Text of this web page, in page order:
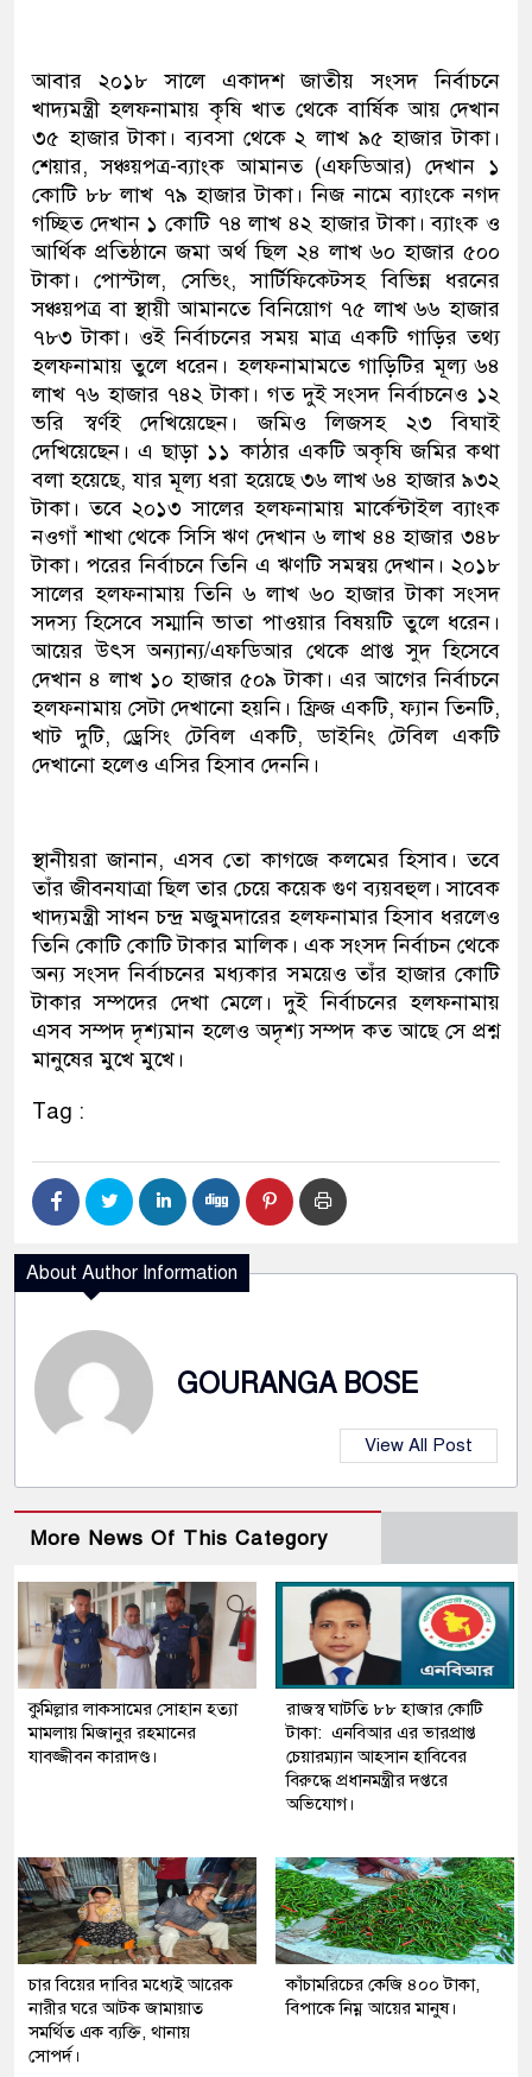
আবার ২০১৮ সালে একাদশ জাতীয় সংসদ নির্বাচনে
খাদ্যমন্ত্রী হলফনামায় কৃষি খাত থেকে বার্ষিক আয় দেখান
৩৫ হাজার টাকা। ব্যবসা থেকে ২ লাখ ৯৫ হাজার টাকা।
শেয়ার, সঞ্চয়পত্র-ব্যাংক আমানত (এফডিআর) দেখান ১
কোটি ৮৮ লাখ ৭৯ হাজার টাকা। নিজ নামে ব্যাংকে নগদ
গচ্ছিত দেখান ১ কোটি ৭৪ লাখ ৪২ হাজার টাকা। ব্যাংক ও
আর্থিক প্রতিষ্ঠানে জমা অর্থ ছিল ২৪ লাখ ৬০ হাজার ৫০০
টাকা। পোস্টাল, সেভিং, সার্টিফিকেটসহ বিভিন্ন ধরনের
সঞ্চয়পত্র বা স্থায়ী আমানতে বিনিয়োগ ৭৫ লাখ ৬৬ হাজার
৭৮৩ টাকা। ওই নির্বাচনের সময় মাত্র একটি গাড়ির তথ্য
হলফনামায় তুলে ধরেন। হলফনামামতে গাড়িটির মূল্য ৬৪
লাখ ৭৬ হাজার ৭৪২ টাকা। গত দুই সংসদ নির্বাচনেও ১২
ভরি স্বর্ণই দেখিয়েছেন। জমিও লিজসহ ২৩ বিঘাই
দেখিয়েছেন। এ ছাড়া ১১ কাঠার একটি অকৃষি জমির কথা
বলা হয়েছে, যার মূল্য ধরা হয়েছে ৩৬ লাখ ৬৪ হাজার ৯৩২
টাকা। তবে ২০১৩ সালের হলফনামায় মার্কেন্টাইল ব্যাংক
নওগাঁ শাখা থেকে সিসি ঋণ দেখান ৬ লাখ ৪৪ হাজার ৩৪৮
টাকা। পরের নির্বাচনে তিনি এ ঋণটি সমন্বয় দেখান। ২০১৮
সালের হলফনামায় তিনি ৬ লাখ ৬০ হাজার টাকা সংসদ
সদস্য হিসেবে সম্মানি ভাতা পাওয়ার বিষয়টি তুলে ধরেন।
আয়ের উৎস অন্যান্য/এফডিআর থেকে প্রাপ্ত সুদ হিসেবে
দেখান ৪ লাখ ১০ হাজার ৫০৯ টাকা। এর আগের নির্বাচনে
হলফনামায় সেটা দেখানো হয়নি। ফ্রিজ একটি, ফ্যান তিনটি,
খাট দুটি, ড্রেসিং টেবিল একটি, ডাইনিং টেবিল একটি
দেখানো হলেও এসির হিসাব দেননি।
স্থানীয়রা জানান, এসব তো কাগজে কলমের হিসাব। তবে
তাঁর জীবনযাত্রা ছিল তার চেয়ে কয়েক গুণ ব্যয়বহুল। সাবেক
খাদ্যমন্ত্রী সাধন চন্দ্র মজুমদারের হলফনামার হিসাব ধরলেও
তিনি কোটি কোটি টাকার মালিক। এক সংসদ নির্বাচন থেকে
অন্য সংসদ নির্বাচনের মধ্যকার সময়েও তাঁর হাজার কোটি
টাকার সম্পদের দেখা মেলে। দুই নির্বাচনের হলফনামায়
এসব সম্পদ দৃশ্যমান হলেও অদৃশ্য সম্পদ কত আছে সে প্রশ্ন
মানুষের মুখে মুখে।
Tag :
About Author Information
GOURANGA BOSE
View All Post
More News Of This Category
কুমিল্লার লাকসামের সোহান হত্যা
মামলায় মিজানুর রহমানের
যাবজ্জীবন কারাদণ্ড।
রাজস্ব ঘাটতি ৮৮ হাজার কোটি
টাকা: এনবিআর এর ভারপ্রাপ্ত
চেয়ারম্যান আহসান হাবিবের
বিরুদ্ধে প্রধানমন্ত্রীর দপ্তরে
অভিযোগ।
চার বিয়ের দাবির মধ্যেই আরেক
নারীর ঘরে আটক জামায়াত
সমর্থিত এক ব্যক্তি, থানায়
সোপর্দ।
কাঁচামরিচের কেজি ৪০০ টাকা,
বিপাকে নিম্ন আয়ের মানুষ।